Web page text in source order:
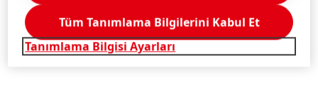
Tanımlama Bilgisi Ayarları
Tüm Tanımlama Bilgilerini Kabul Et